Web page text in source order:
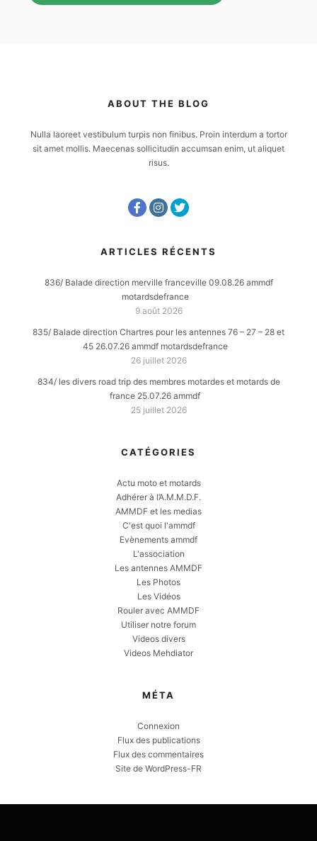
ABOUT THE BLOG
Nulla laoreet vestibulum turpis non finibus. Proin interdum a tortor
sit amet mollis. Maecenas sollicitudin accumsan enim, ut aliquet
risus.
ARTICLES RÉCENTS
836/ Balade direction merville franceville 09.08.26 ammdf
motardsdefrance
9 août 2026
835/ Balade direction Chartres pour les antennes 76 – 27 – 28 et
45 26.07.26 ammdf motardsdefrance
26 juillet 2026
834/ les divers road trip des membres motardes et motards de
france 25.07.26 ammdf
25 juillet 2026
CATÉGORIES
Actu moto et motards
Adhérer à l’A.M.M.D.F.
AMMDF et les medias
C'est quoi l'ammdf
Evènements ammdf
L'association
Les antennes AMMDF
Les Photos
Les Vidéos
Rouler avec AMMDF
Utiliser notre forum
Videos divers
Videos Mehdiator
MÉTA
Connexion
Flux des publications
Flux des commentaires
Site de WordPress-FR